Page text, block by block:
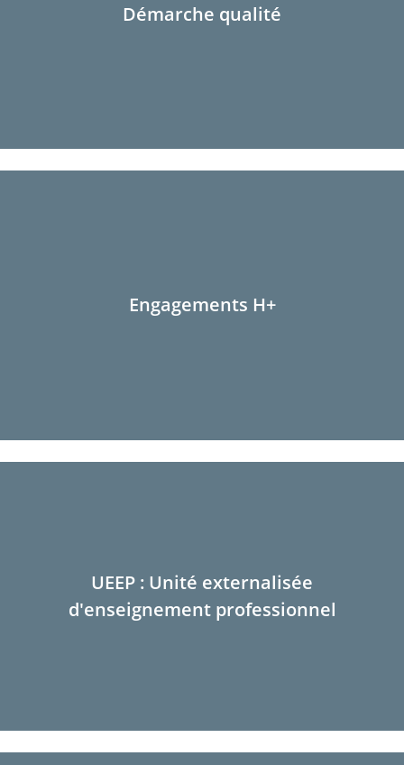
Démarche qualité
Engagements H+
UEEP : Unité externalisée
d'enseignement professionnel